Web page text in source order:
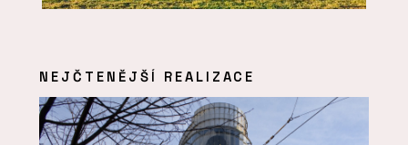
NEJČTENĚJŠÍ REALIZACE